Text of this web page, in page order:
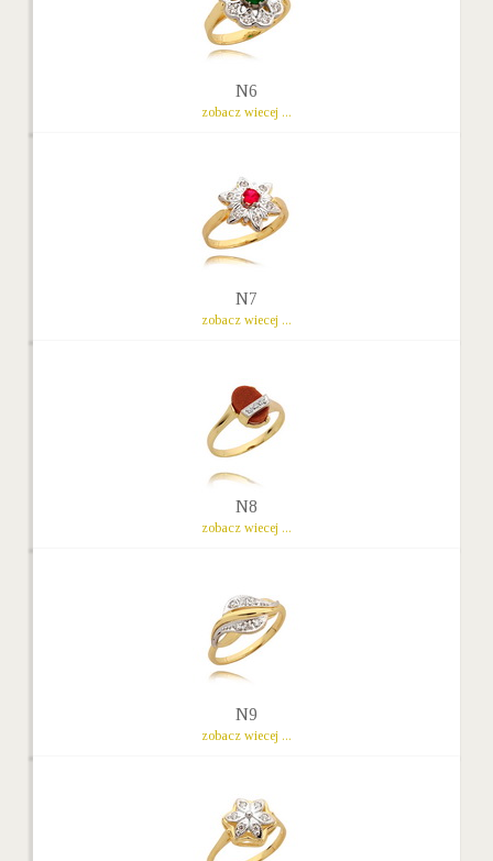
N6
zobacz wiecej ...
N7
zobacz wiecej ...
N8
zobacz wiecej ...
N9
zobacz wiecej ...